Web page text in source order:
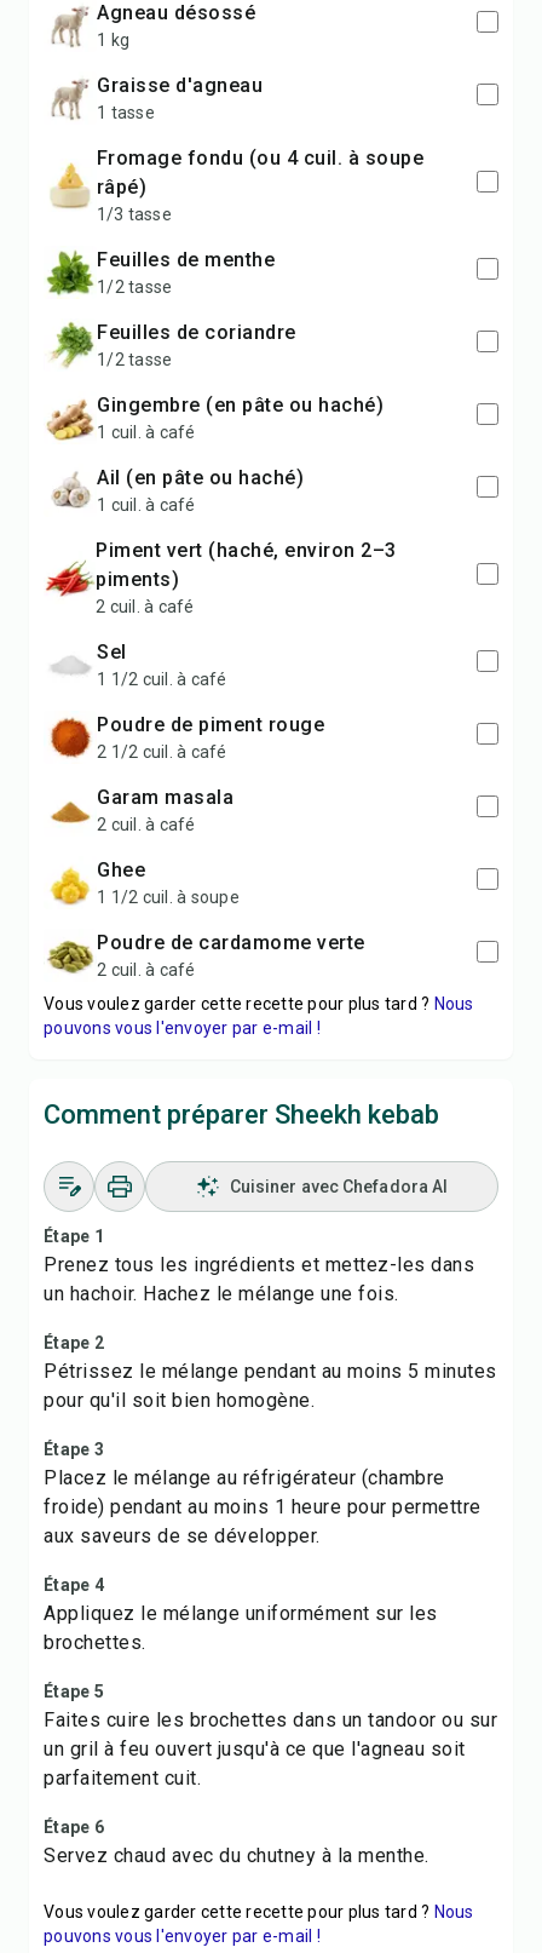
Agneau désossé
1 kg
Graisse d'agneau
1 tasse
Fromage fondu (ou 4 cuil. à soupe
râpé)
1/3 tasse
Feuilles de menthe
1/2 tasse
Feuilles de coriandre
1/2 tasse
Gingembre (en pâte ou haché)
1 cuil. à café
Ail (en pâte ou haché)
1 cuil. à café
Piment vert (haché, environ 2–3
piments)
2 cuil. à café
Sel
1 1/2 cuil. à café
Poudre de piment rouge
2 1/2 cuil. à café
Garam masala
2 cuil. à café
Ghee
1 1/2 cuil. à soupe
Poudre de cardamome verte
2 cuil. à café
Vous voulez garder cette recette pour plus tard ? Nous
pouvons vous l'envoyer par e-mail !
Comment préparer Sheekh kebab
Cuisiner avec Chefadora AI
Étape 1
Prenez tous les ingrédients et mettez-les dans
un hachoir. Hachez le mélange une fois.
Étape 2
Pétrissez le mélange pendant au moins 5 minutes
pour qu'il soit bien homogène.
Étape 3
Placez le mélange au réfrigérateur (chambre
froide) pendant au moins 1 heure pour permettre
aux saveurs de se développer.
Étape 4
Appliquez le mélange uniformément sur les
brochettes.
Étape 5
Faites cuire les brochettes dans un tandoor ou sur
un gril à feu ouvert jusqu'à ce que l'agneau soit
parfaitement cuit.
Étape 6
Servez chaud avec du chutney à la menthe.
Vous voulez garder cette recette pour plus tard ? Nous
pouvons vous l'envoyer par e-mail !